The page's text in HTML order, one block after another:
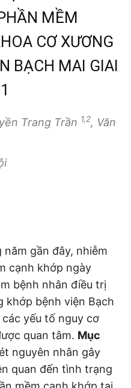
MỀM
CƠ XƯƠNG
BẠCH MAI GIAI
Trang Trần 1,2, Văn
gần đây, nhiễm
cạnh khớp ngày
bệnh nhân điều trị
khớp bệnh viện Bạch
yếu tố nguy cơ
quan tâm. Mục
nguyên nhân gây
quan đến tình trạng